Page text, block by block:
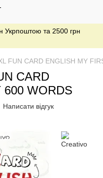
Укрпоштою та 2500 грн
FUN CARD ENGLISH MY
CARD
600 WORDS
Написати відгук